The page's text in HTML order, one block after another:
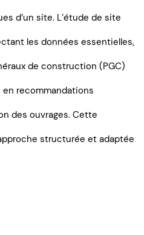
d’un site. L’étude de site
les données essentielles,
de construction (PGC)
recommandations
des ouvrages. Cette
structurée et adaptée